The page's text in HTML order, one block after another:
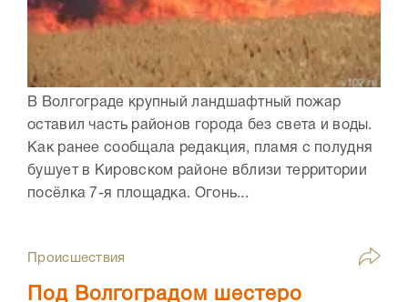
В Волгограде крупный ландшафтный пожар
оставил часть районов города без света и воды.
Как ранее сообщала редакция, пламя с полудня
бушует в Кировском районе вблизи территории
посёлка 7-я площадка. Огонь...
Происшествия
Под Волгоградом шестеро